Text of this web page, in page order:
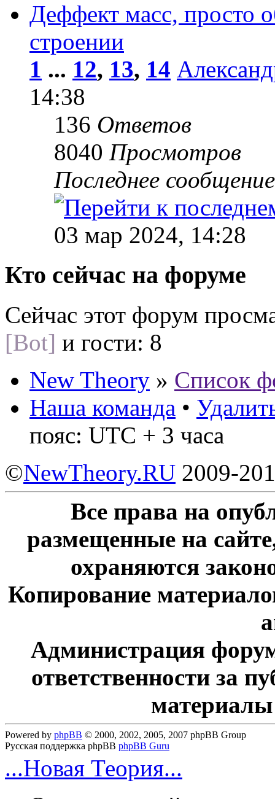
Деффект масс, просто
строении
1 ... 12, 13, 14
14:38
136 Ответов
8040 Просмотров
Последнее
03 мар 2024, 14:28
Кто сейчас на форуме
Сейчас этот форум
[Bot] и гости: 8
New Theory » Список
Наша команда •
пояс: UTC + 3 часа
©NewTheory.RU 2009-
Все права на
размещенные на
охраняются
Копирование
Администрация
ответственности за
Powered by phpBB © 2000, 2002, 2005, 2007 phpBB Group
Русская поддержка phpBB phpBB Guru
...Новая Теория...